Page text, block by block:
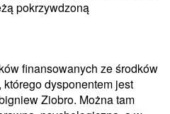
pokrzywdzoną
finansowanych ze środków
dysponentem jest
Ziobro. Można tam